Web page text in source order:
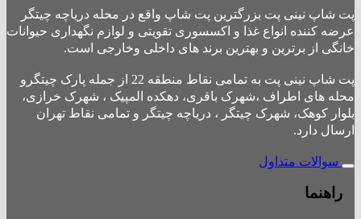
پت شاپ نینی پت بزرگترین پت شاپ واقع در محله دریاچه چیتگر
عرضه کننده انواع غذا و اکسسوری تقویتی و لوازم نگهداری حیوانات
خانگی از برترین و بهترین برند های داخلی وخارجی است.
پت شاپ نینی پت به تمامی نقاط منطقه 22 از جمله پارک چیتگرو
محله های اطراف ،شهرک باقری، دهکده المپیک ، شهرک خرازی،
بلوار کوهک، شهرک چیتگر ، دریاچه چیتگر و تمامی نقاط تهران
ارسال دارد.
سوالات متداول
راهنما